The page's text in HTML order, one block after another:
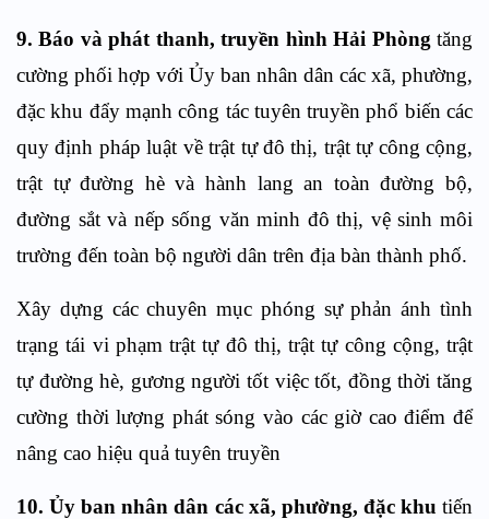
9. Báo và phát thanh, truyền hình Hải Phòng tăng
cường phối hợp với Ủy ban nhân dân các xã, phường,
đặc khu đẩy mạnh công tác tuyên truyền phổ biến các
quy định pháp luật về trật tự đô thị, trật tự công cộng,
trật tự đường hè và hành lang an toàn đường bộ,
đường sắt và nếp sống văn minh đô thị, vệ sinh môi
trường đến toàn bộ người dân trên địa bàn thành phố.
Xây dựng các chuyên mục phóng sự phản ánh tình
trạng tái vi phạm trật tự đô thị, trật tự công cộng, trật
tự đường hè, gương người tốt việc tốt, đồng thời tăng
cường thời lượng phát sóng vào các giờ cao điểm để
nâng cao hiệu quả tuyên truyền
10. Ủy ban nhân dân các xã, phường, đặc khu tiến